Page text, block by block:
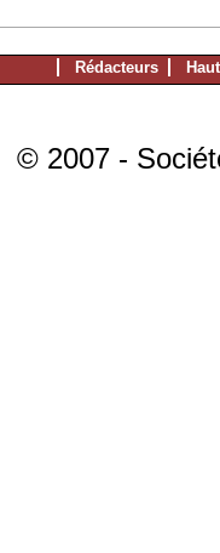
Rédacteurs
© 2007 -